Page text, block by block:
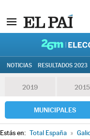
NOTICIAS RESULTADOS 2023
2019 2015
MUNICIPALES
Estás en: Total España »